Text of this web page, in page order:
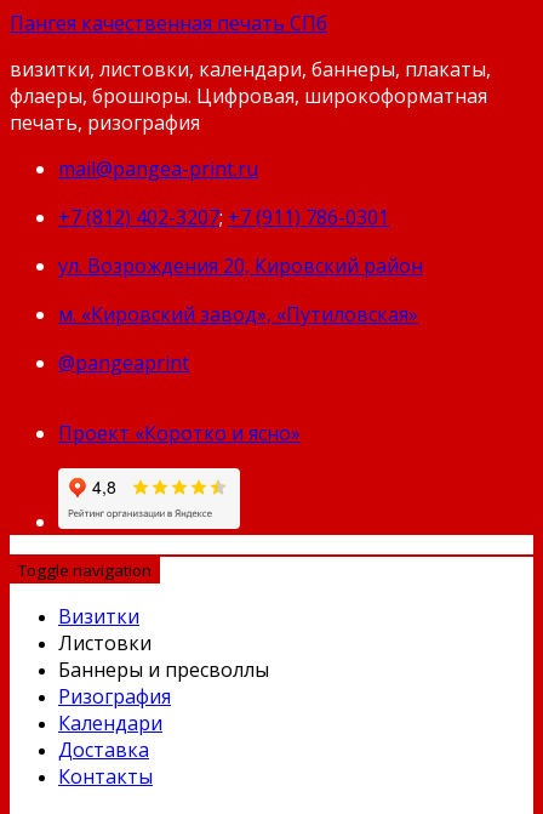
Пангея качественная печать СПб
визитки, листовки, календари, баннеры, плакаты,
флаеры, брошюры. Цифровая, широкоформатная
печать, ризография
mail@pangea-print.ru
+7 (812) 402-3207; +7 (911) 786-0301
ул. Возрождения 20, Кировский район
м. «Кировский завод», «Путиловская»
@pangeaprint
Проект «Коротко и ясно»
Toggle navigation
Визитки
Листовки
Баннеры и пресволлы
Ризография
Календари
Доставка
Контакты